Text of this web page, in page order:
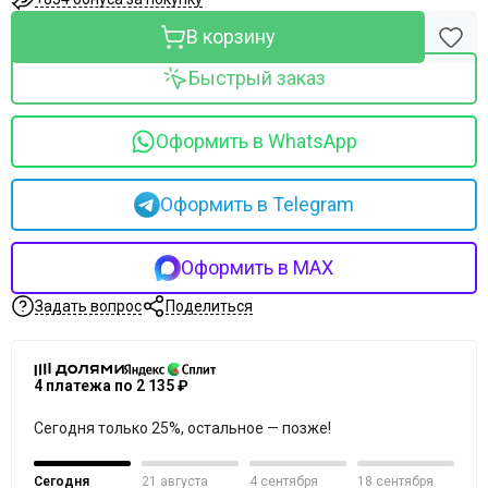
Mesopharm Professional
Neoretin Discrom Control
Obagi
Phytoceane
Rhea
Shiki No Nagomi
Skincouture
Skinosophy
Skin Resist
Tegoder
В корзину
Оформить в WhatsApp
Оформить в Telegram
Оформить в MAX
Быстрый заказ
Задать вопрос Поделиться
4 платежа по 2 135 ₽
Сегодня только 25%, остальное — позже!
Сегодня 21 августа 4 сентября 18 сентября